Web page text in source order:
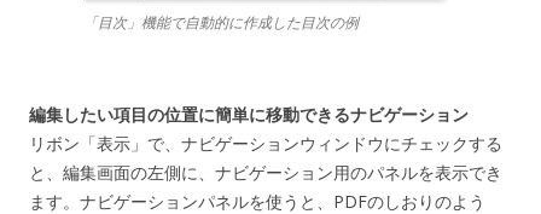
「目次」機能で自動的に作成した目次の例
編集したい項目の位置に簡単に移動できるナビゲーション
リボン「表示」で、ナビゲーションウィンドウにチェックする
と、編集画面の左側に、ナビゲーション用のパネルを表示でき
ます。ナビゲーションパネルを使うと、PDFのしおりのよう